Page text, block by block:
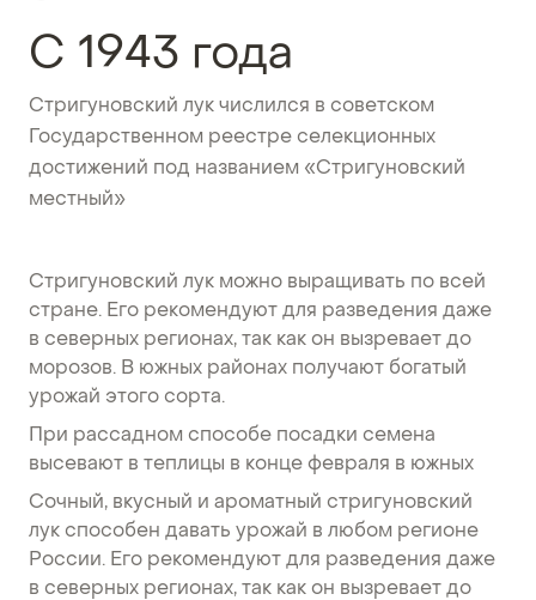
С 1943 года
Стригуновский лук числился в советском
Государственном реестре селекционных
достижений под названием «Стригуновский
местный»
Стригуновский лук можно выращивать по всей
стране. Его рекомендуют для разведения даже
в северных регионах, так как он вызревает до
морозов. В южных районах получают богатый
урожай этого сорта.
При рассадном способе посадки семена
высевают в теплицы в конце февраля в южных
Сочный, вкусный и ароматный стригуновский
лук способен давать урожай в любом регионе
России. Его рекомендуют для разведения даже
в северных регионах, так как он вызревает до